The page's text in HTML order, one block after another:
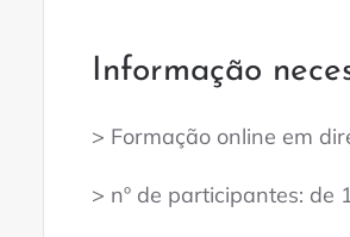
Informação
> Formação online em
> nº de participantes: de